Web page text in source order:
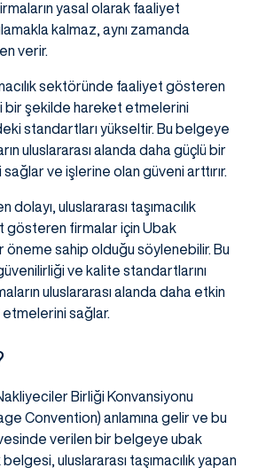
yasal olarak faaliyet
kalmaz, aynı zamanda
verir.
sektöründe faaliyet gösteren
bir şekilde hareket etmelerini
standartları yükseltir. Bu belgeye
uluslararası alanda daha güçlü bir
ve işlerine olan güveni arttırır.
uluslararası taşımacılık
gösteren firmalar için Ubak
öneme sahip olduğu söylenebilir. Bu
ve kalite standartlarını
uluslararası alanda daha etkin
sağlar.
Birliği Konvansiyonu
Convention) anlamına gelir ve bu
verilen bir belgeye ubak
uluslararası taşımacılık yapan